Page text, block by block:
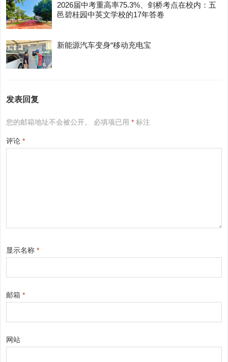
2026届中考重高率75.3%、剑桥考点在校内：五
邑碧桂园中英文学校的17年答卷
新能源汽车变身“移动充电宝
发表回复
您的邮箱地址不会被公开。 必填项已用* 标注
评论*
显示名称*
邮箱*
网站